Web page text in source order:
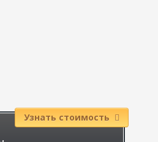
Узнать стоимость